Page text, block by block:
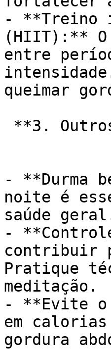
- **Treino
(HIIT):**
entre
queimar
- **Durma
noite é
saúde
-
contribuir
Pratique
meditação.
- **Evite o
em
gordura